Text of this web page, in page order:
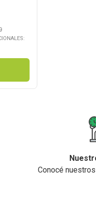
Conocé